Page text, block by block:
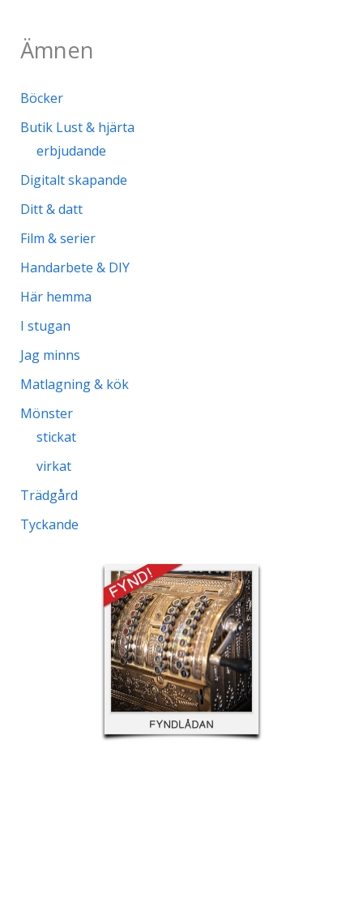
Ämnen
Böcker
Butik Lust & hjärta
erbjudande
Digitalt skapande
Ditt & datt
Film & serier
Handarbete & DIY
Här hemma
I stugan
Jag minns
Matlagning & kök
Mönster
stickat
virkat
Trädgård
Tyckande